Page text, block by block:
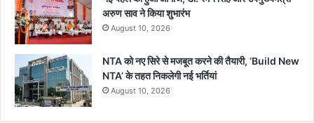
अरुण साव ने किया शुभारंभ
August 10, 2026
NTA को नए सिरे से मजबूत करने की तैयारी, ‘Build New
NTA’ के तहत निकलेगी नई भर्तियां
August 10, 2026